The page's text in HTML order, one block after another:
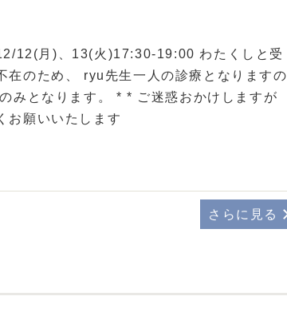
12(月)、13(火)17:30-19:00 わたくしと受
在のため、 ryu先生一人の診療となりますの
みとなります。 * * ご迷惑おかけしますが
お願いいたします
さらに見る